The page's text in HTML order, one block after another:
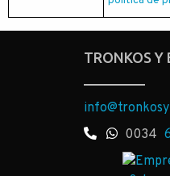
TRONKOS Y
0034